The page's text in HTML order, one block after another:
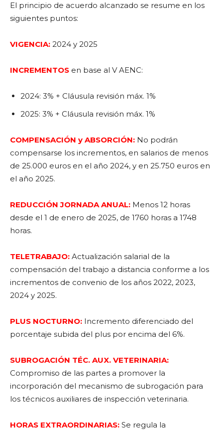
El principio de acuerdo alcanzado se resume en los
siguientes puntos:
VIGENCIA: 2024 y 2025
INCREMENTOS en base al V AENC:
2024: 3% + Cláusula revisión máx. 1%
2025: 3% + Cláusula revisión máx. 1%
COMPENSACIÓN y ABSORCIÓN: No podrán
compensarse los incrementos, en salarios de menos
de 25.000 euros en el año 2024, y en 25.750 euros en
el año 2025.
REDUCCIÓN JORNADA ANUAL: Menos 12 horas
desde el 1 de enero de 2025, de 1760 horas a 1748
horas.
TELETRABAJO: Actualización salarial de la
compensación del trabajo a distancia conforme a los
incrementos de convenio de los años 2022, 2023,
2024 y 2025.
PLUS NOCTURNO: Incremento diferenciado del
porcentaje subida del plus por encima del 6%.
SUBROGACIÓN TÉC. AUX. VETERINARIA:
Compromiso de las partes a promover la
incorporación del mecanismo de subrogación para
los técnicos auxiliares de inspección veterinaria.
HORAS EXTRAORDINARIAS: Se regula la